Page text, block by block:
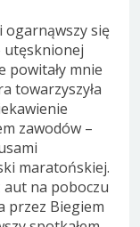
ogarnąwszy się
utęsknionej
powitały mnie
towarzyszyła
zawodów –
maratońskiej.
aut na poboczu
przez Biegiem